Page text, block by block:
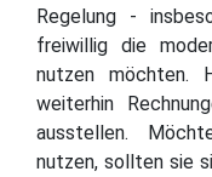
Regelung -
freiwillig die
nutzen möchten.
weiterhin
ausstellen.
nutzen, sollten sie